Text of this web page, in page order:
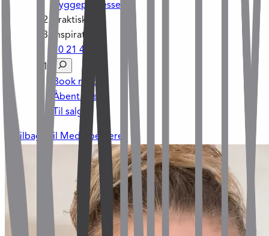
Byggeprocessen
Praktisk
Inspiration
70 21 45 21
Book møde
Åbent hus
Til salg
Tilbage til Medarbejdere